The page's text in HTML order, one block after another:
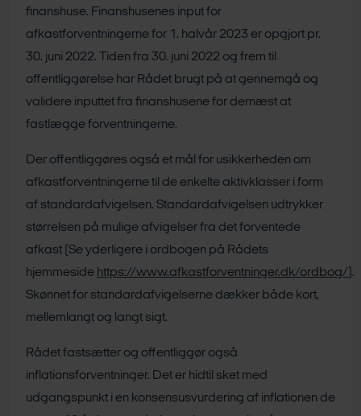
finanshuse. Finanshusenes input for
afkastforventningerne for 1. halvår 2023 er opgjort pr.
30. juni 2022. Tiden fra 30. juni 2022 og frem til
offentliggørelse har Rådet brugt på at gennemgå og
validere inputtet fra finanshusene for dernæst at
fastlægge forventningerne.
Der offentliggøres også et mål for usikkerheden om
afkastforventningerne til de enkelte aktivklasser i form
af standardafvigelsen. Standardafvigelsen udtrykker
størrelsen på mulige afvigelser fra det forventede
afkast (Se yderligere i ordbogen på Rådets
hjemmeside https://www.afkastforventninger.dk/ordbog/ ).
Skønnet for standardafvigelserne dækker både kort,
mellemlangt og langt sigt.
Rådet fastsætter og offentliggør også
inflationsforventninger. Det er hidtil sket med
udgangspunkt i en konsensusvurdering af inflationen de